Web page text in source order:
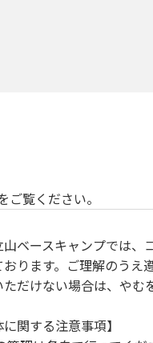
ご覧ください。
山ベースキャンプでは
ります。ご理解のうえ
だけない場合は、やむ
に関する注意事項】